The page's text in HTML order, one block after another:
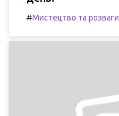
#Мистецтво та розваги